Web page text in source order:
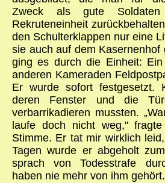
Zweck als gute
Rekruteneinheit
den Schulterklappen nur eine
sie auch auf dem Kasernenhof
ging es durch die Einheit:
anderen Kameraden
Er wurde sofort festgesetzt.
deren Fenster und die
verbarrikadieren mussten.
laufe doch nicht weg,"
Stimme. Er tat mir wirklich
Tagen wurde er abgeholt
sprach von Todesstrafe
haben nie mehr von ihm gehört.